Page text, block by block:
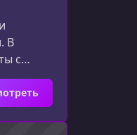
В
с
также
на